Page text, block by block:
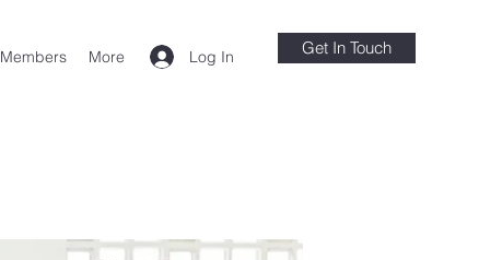
Log In
Members More Get In Touch